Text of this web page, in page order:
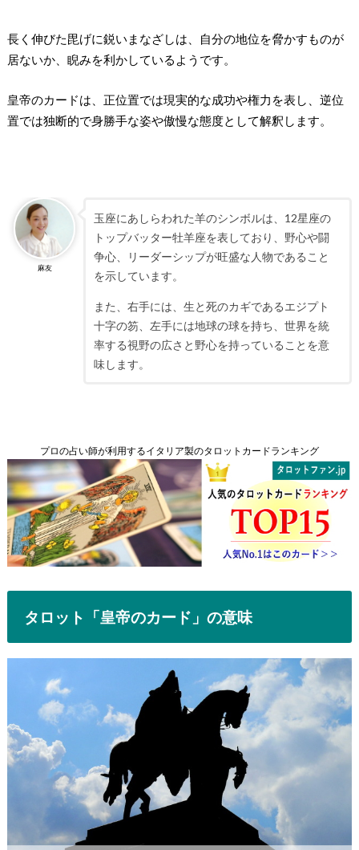
長く伸びた毘げに鋭いまなざしは、自分の地位を脅かすものが
居ないか、睨みを利かしているようです。
皇帝のカードは、 正位置では現実的な成功や権力 を表し、 逆位
置では独断的で身勝手な姿や傲慢な態度として解釈します。
麻友
玉座にあしらわれた羊のシンボルは、12星座の
トップバッター牡羊座を表しており、野心や闘
争心、リーダーシップが旺盛な人物であること
を示しています。
また、右手には、生と死のカギであるエジプト
十字の笏、左手には地球の球を持ち、世界を統
率する視野の広さと野心を持っていることを意
味します。
プロの占い師が利用するイタリア製のタロットカードランキング
タロット「皇帝のカード」の意味